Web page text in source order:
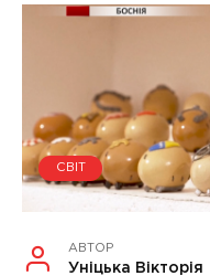
СВІТ
АВТОР
Уніцька Вікторія